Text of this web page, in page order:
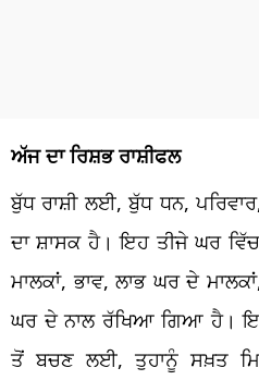
ਅੱਜ ਦਾ ਰਿਸ਼ਭ ਰਾਸ਼ੀਫਲ
ਬੁੱਧ ਰਾਸ਼ੀ ਲਈ, ਬੁੱਧ ਧਨ,
ਦਾ ਸ਼ਾਸਕ ਹੈ। ਇਹ ਤੀਜੇ ਘਰ
ਮਾਲਕਾਂ, ਭਾਵ, ਲਾਭ ਘਰ ਦੇ
ਘਰ ਦੇ ਨਾਲ ਰੱਖਿਆ ਗਿਆ ਹੈ।
ਤੋਂ ਬਚਣ ਲਈ, ਤੁਹਾਨੂੰ ਸਖ਼ਤ